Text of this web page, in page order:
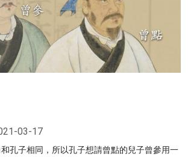
03-17
孔子相同，所以孔子想請曾點的兒子曾參用一